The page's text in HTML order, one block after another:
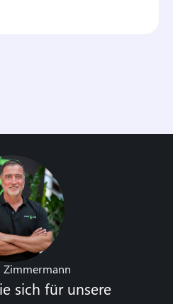
Zimmermann
sich für unsere